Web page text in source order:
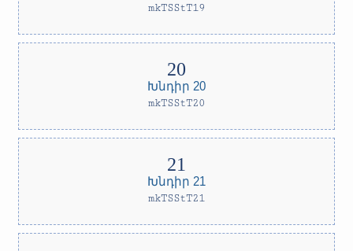
mkTSStT19
Խնդիր 20
mkTSStT20
Խնդիր 21
mkTSStT21